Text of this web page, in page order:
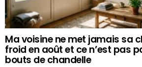
Ma voisine ne met jamais sa
froid en août et ce n’est pas
bouts de chandelle